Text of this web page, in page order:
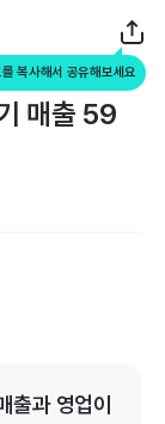
를 복사해서 공유해보세요
매출 59
출과 영업이